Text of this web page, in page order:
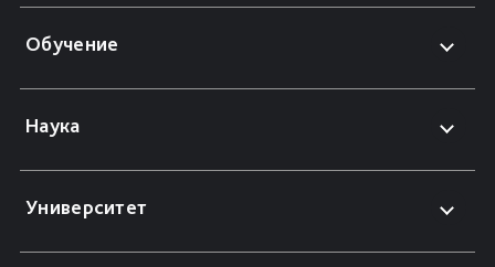
Обучение
Наука
Университет